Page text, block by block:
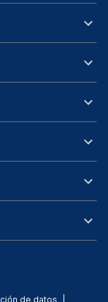
de datos